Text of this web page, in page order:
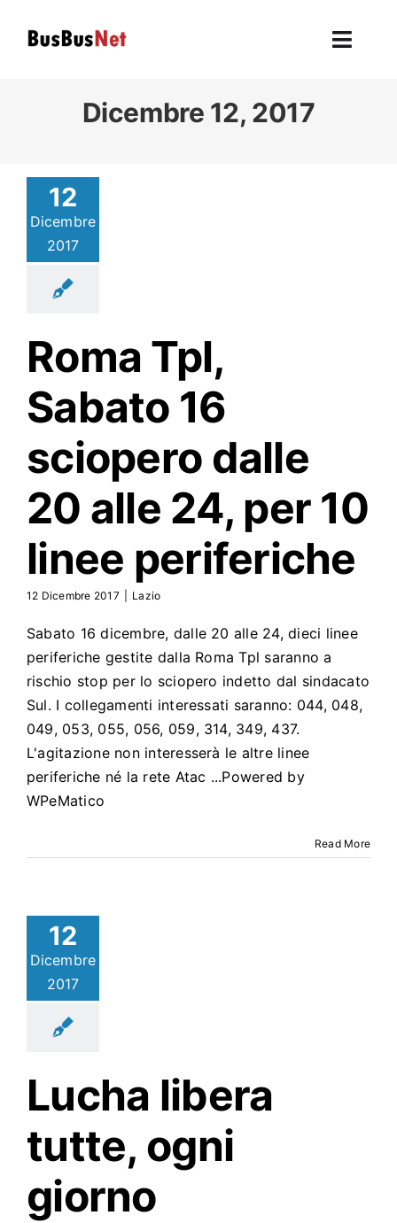
Dicembre 12, 2017
12
Dicembre
2017
Roma Tpl,
Sabato 16
sciopero dalle
20 alle 24, per 10
linee periferiche
12 Dicembre 2017 Lazio
Sabato 16 dicembre, dalle 20 alle 24, dieci linee
periferiche gestite dalla Roma Tpl saranno a
rischio stop per lo sciopero indetto dal sindacato
Sul. I collegamenti interessati saranno: 044, 048,
049, 053, 055, 056, 059, 314, 349, 437.
L'agitazione non interesserà le altre linee
periferiche né la rete Atac ...Powered by
WPeMatico
Read More
12
Dicembre
2017
Lucha libera
tutte, ogni
giorno